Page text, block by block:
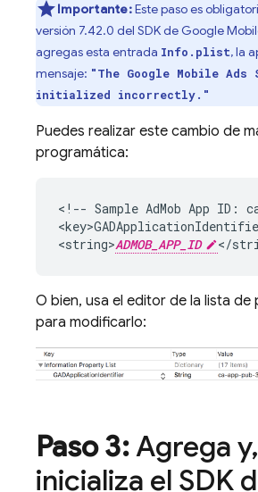
Importante:Este paso es
versión 7.42.0 del SDK de Google
agregas esta entrada Info.plist, la
mensaje: "The Google Mobile Ads
initialized incorrectly."
Puedes realizar este cambio de
programática:
<!-- Sample AdMob App ID:
<string>ADMOB_APP_ID </
O bien, usa el editor de la lista de
para modificarlo:
Paso 3:Agrega y,
inicializa el SDK